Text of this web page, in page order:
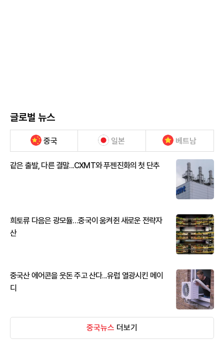
글로벌 뉴스
중국 일본 베트남
같은 출발, 다른 결말...CXMT와 푸젠진화의 첫 단추
희토류 다음은 광모듈…중국이 움켜쥔 새로운 전략자
산
중국산 에어콘을 웃돈 주고 산다...유럽 열광시킨 메이
디
중국뉴스 더보기